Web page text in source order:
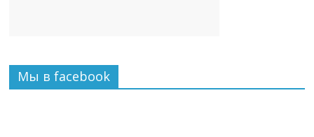
Мы в facebook